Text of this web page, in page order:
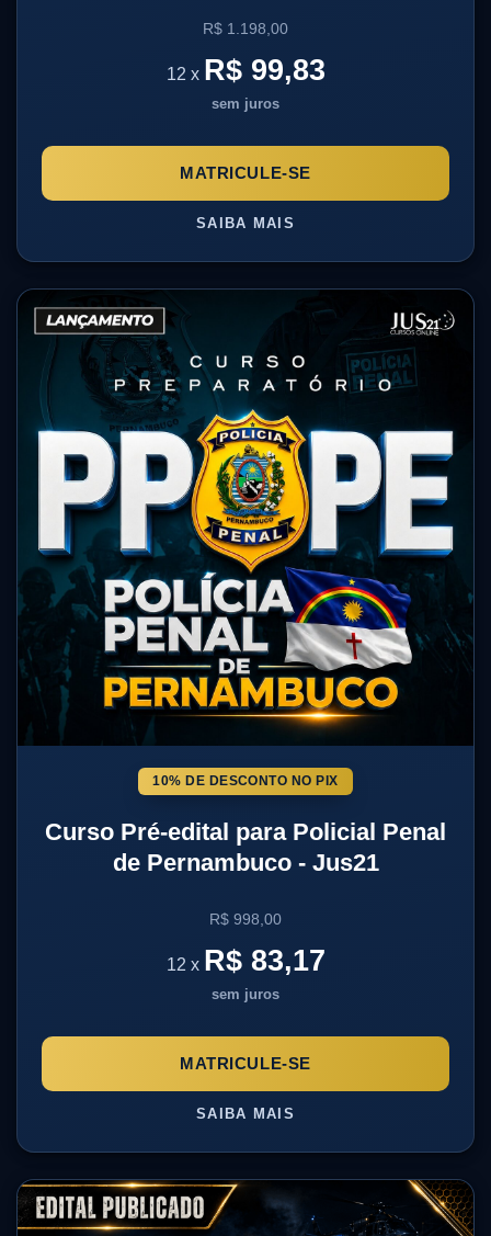
R$ 1.198,00
12 x R$ 99,83
sem juros
SAIBA MAIS
MATRICULE-SE
10% DE DESCONTO NO PIX
Curso Pré-edital para Policial Penal
de Pernambuco - Jus21
R$ 998,00
12 x R$ 83,17
sem juros
SAIBA MAIS
MATRICULE-SE